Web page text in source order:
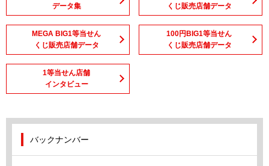
データ集
くじ販売店舗データ
MEGA BIG1等当せん
くじ販売店舗データ
100円BIG1等当せん
くじ販売店舗データ
1等当せん店舗
インタビュー
バックナンバー